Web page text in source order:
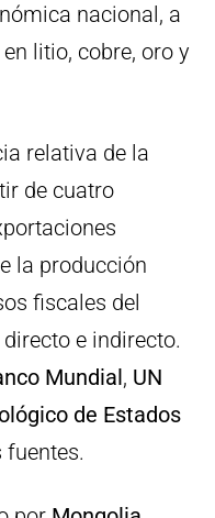
nacional, a
litio, cobre, oro y
relativa de la
de cuatro
la producción
fiscales del
e indirecto.
Mundial, UN
de Estados
fuentes.